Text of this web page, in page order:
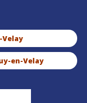
Velay
en-Velay